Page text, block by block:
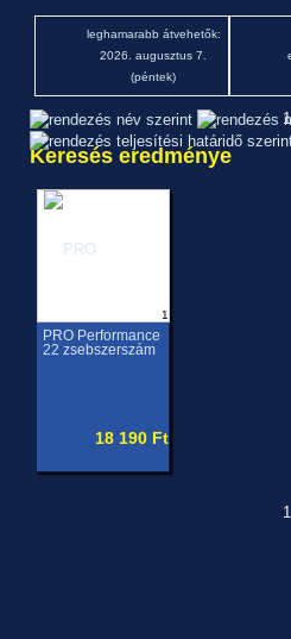
leghamarabb átvehetők:
2026. augusztus 7.
(péntek)
Keresés eredménye
1
PRO Performance
22 zsebszerszám
18 190 Ft